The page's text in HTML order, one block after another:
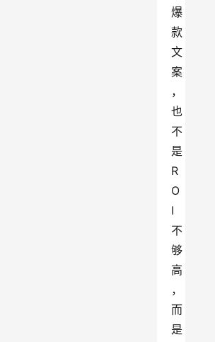
爆
款
文
案
，
也
不
是
R
O
I
不
够
高
，
而
是